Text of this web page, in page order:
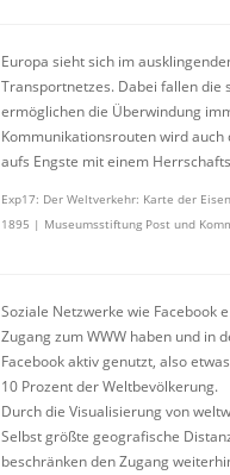
Europa sieht sich im
Transportnetzes. Dabei fallen die
ermöglichen die Überwindung
Kommunikationsrouten wird
aufs Engste mit einem
Exp17: Der Weltverkehr: Karte der
1895 | Museumsstiftung Post und
Soziale Netzwerke wie Facebook
Zugang zum WWW haben und in
Facebook aktiv genutzt, also
10 Prozent der Weltbevölkerung.
Durch die Visualisierung von
Selbst größte geografische
beschränken den Zugang